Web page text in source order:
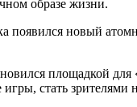
образе жизни.
новый
площадкой
стать